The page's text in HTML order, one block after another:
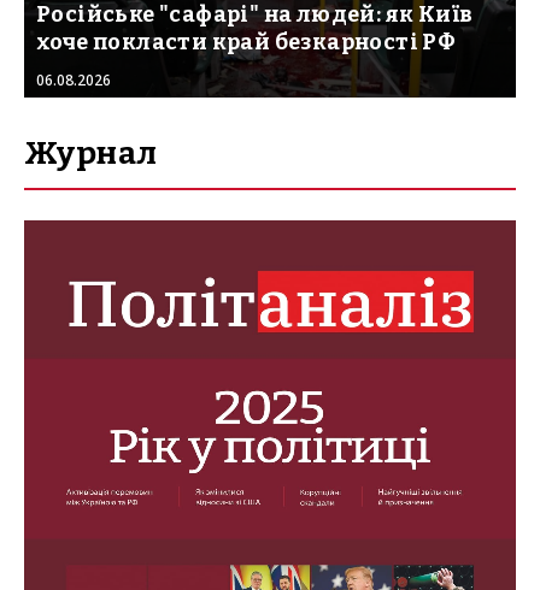
Російське "сафарі" на людей: як Київ
хоче покласти край безкарності РФ
06.08.2026
Журнал